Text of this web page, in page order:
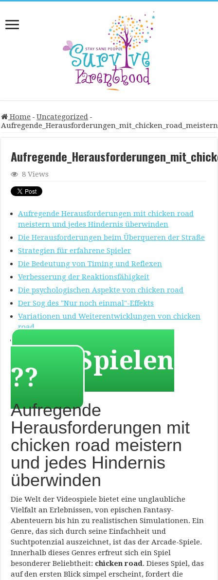
Home - Uncategorized -
8 Views
Aufregende Herausforderungen mit chicken road
meistern und jedes Hindernis überwinden
Die Herausforderungen beim Überqueren der Straße
Strategien für erfahrene Spieler
Die Bedeutung von Timing und Reflexen
Verbesserung der Reaktionsfähigkeit
Die psychologischen Aspekte von chicken road
Der Sog des "Nur noch einmal"-Effekts
Variationen und Weiterentwicklungen von chicken
road
? Spielen
??
Aufregende
Herausforderungen mit
chicken road meistern
und jedes Hindernis
überwinden
Die Welt der Videospiele bietet eine unglaubliche
Vielfalt an Erlebnissen, von epischen Fantasy-
Abenteuern bis hin zu realistischen Simulationen. Ein
Genre, das sich durch seine Einfachheit und
Suchtpotenzial auszeichnet, ist das der Arcade-Spiele.
Innerhalb dieses Genres erfreut sich ein Spiel
besonderer Beliebtheit: chicken road. Dieses Spiel, das
auf den ersten Blick simpel erscheint, fordert die